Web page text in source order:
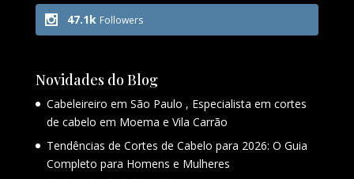
47.1k Followers
Novidades do Blog
Cabeleireiro em São Paulo , Especialista em cortes
de cabelo em Moema e Vila Carrão
Tendências de Cortes de Cabelo para 2026: O Guia
Completo para Homens e Mulheres